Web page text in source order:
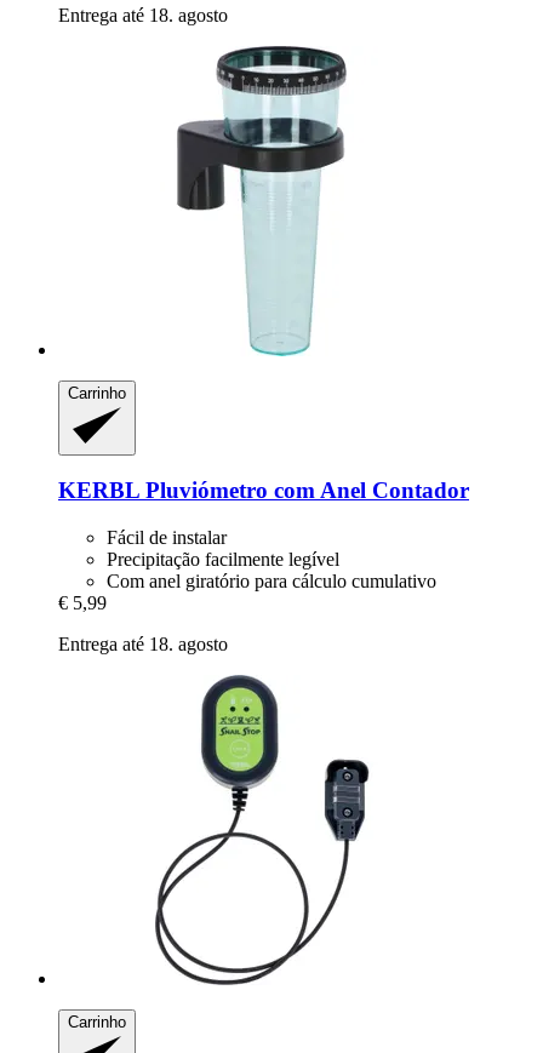
Entrega até 18. agosto
Carrinho
KERBL Pluviómetro com Anel Contador
Fácil de instalar
Precipitação facilmente legível
Com anel giratório para cálculo cumulativo
€ 5,99
Entrega até 18. agosto
Carrinho